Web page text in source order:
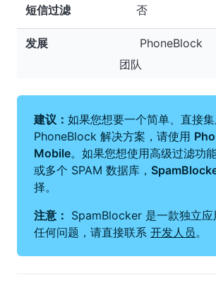
短信过滤 否
发展
PhoneBlock
团队
建议： 如果您想要一个简单、直接
PhoneBlock 解决方案，请使用
Mobile。如果您想使用高级过滤功
或多个 SPAM 数据库，
择。
注意： SpamBlocker 是一款独立应
任何问题，请直接联系 开发人员。